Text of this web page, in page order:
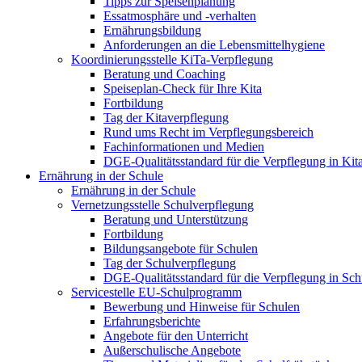
Essatmosphäre und -verhalten
Ernährungsbildung
Anforderungen an die Lebensmittelhygiene
Koordinierungsstelle KiTa-Verpflegung
Beratung und Coaching
Speiseplan-Check für Ihre Kita
Fortbildung
Tag der Kitaverpflegung
Rund ums Recht im Verpflegungsbereich
Fachinformationen und Medien
DGE-Qualitätsstandard für die Verpflegung in
Ernährung in der Schule
Ernährung in der Schule
Vernetzungsstelle Schulverpflegung
Beratung und Unterstützung
Fortbildung
Bildungsangebote für Schulen
Tag der Schulverpflegung
DGE-Qualitätsstandard für die Verpflegung in
Servicestelle EU-Schulprogramm
Bewerbung und Hinweise für Schulen
Erfahrungsberichte
Angebote für den Unterricht
Außerschulische Angebote